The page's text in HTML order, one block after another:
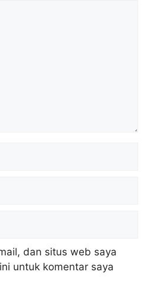
dan situs web saya
untuk komentar saya